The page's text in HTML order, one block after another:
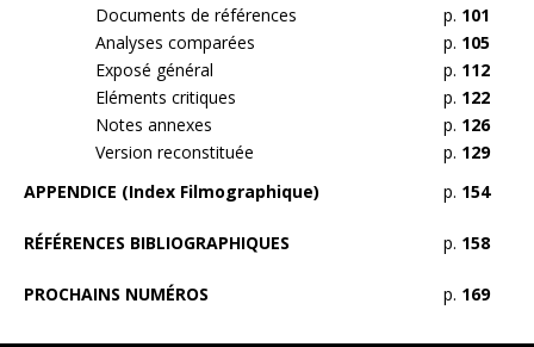
Documents de références
p. 101
Analyses comparées
p. 105
Exposé général
p. 112
Eléments critiques
p. 122
Notes annexes
p. 126
Version reconstituée
p. 129
APPENDICE (Index Filmographique)
p. 154
RÉFÉRENCES BIBLIOGRAPHIQUES p. 158
PROCHAINS NUMÉROS p. 169